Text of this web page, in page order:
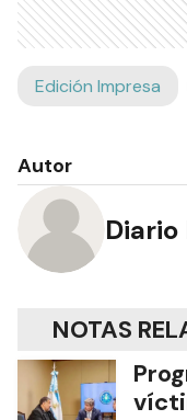
Edición Impresa
Autor
Diario
NOTAS